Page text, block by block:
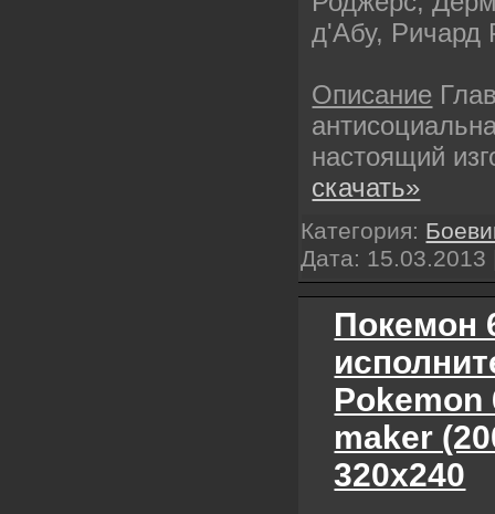
д'Абу, Ричард
Описание
настоящий
скачать»
Категория:
Дата: 15.03.2013
Покемон
maker
320х240